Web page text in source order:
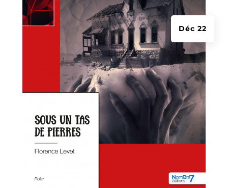
Déc 22